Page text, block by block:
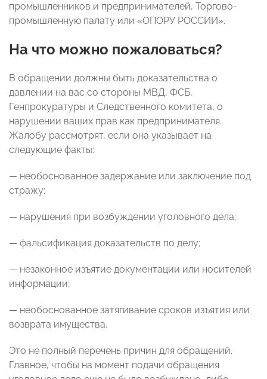
промышленников и предпринимателей, Торгово-
промышленную палату или «ОПОРУ РОССИИ».
На что можно пожаловаться?
В обращении должны быть доказательства о
давлении на вас со стороны МВД, ФСБ,
Генпрокуратуры и Следственного комитета, о
нарушении ваших прав как предпринимателя.
Жалобу рассмотрят, если она указывает на
следующие факты:
— необоснованное задержание или заключение под
стражу;
— нарушения при возбуждении уголовного дела;
— фальсификация доказательств по делу;
— незаконное изъятие документации или носителей
информации;
— необоснованное затягивание сроков изъятия или
возврата имущества.
Это не полный перечень причин для обращений.
Главное, чтобы на момент подачи обращения